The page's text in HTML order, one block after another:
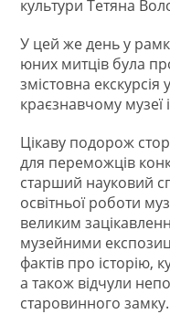
культури Тетяна
У цей же день у
юних митців була
змістовна
краєзнавчому музеї
Цікаву подорож
для переможців
старший науковий
освітньої роботи
великим
музейними
фактів про історію,
а також відчули
старовинного замку.